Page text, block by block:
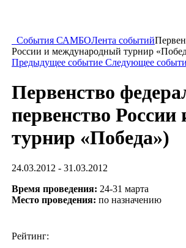
События САМБОЛента событий
России и международный турнир
Предыдущее событие Следующее
Первенство
первенство
турнир «Победа»)
24.03.2012 - 31.03.2012
Время проведения: 24-31 марта
Место проведения: по назначению
Рейтинг: